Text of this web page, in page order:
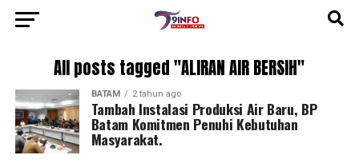
All posts tagged "ALIRAN AIR BERSIH"
BATAM 2 tahun ago
Tambah Instalasi Produksi Air Baru, BP
Batam Komitmen Penuhi Kebutuhan
Masyarakat.